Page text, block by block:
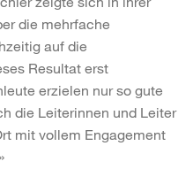
die mehrfache
auf die
Resultat erst
erzielen nur so gute
die Leiterinnen und Leiter
mit vollem Engagement